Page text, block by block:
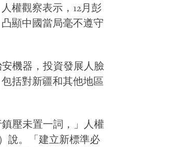
權觀察表示，12月彭
凸顯中國當局毫不遵守
機器，投資發展人臉
括對新疆和其他地區
壓未置一詞，」人權
）說。「建立新標準必